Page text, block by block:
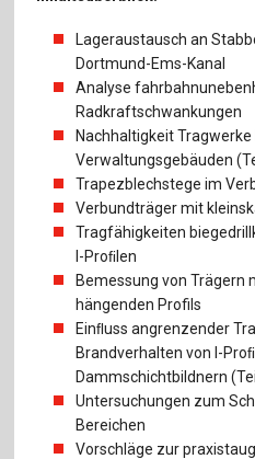
Lageraustausch an
Dortmund-Ems-Kanal
Analyse
Radkraftschwankungen
Nachhaltigkeit Tragwerke
Verwaltungsgebäuden
Trapezblechstege im
Verbundträger mit
Tragfähigkeiten
I-Proﬁlen
Bemessung von Trägern
hängenden Profils
Einﬂuss angrenzender
Brandverhalten von I-
Dammschichtbildnern
Untersuchungen zum
Bereichen
Vorschläge zur